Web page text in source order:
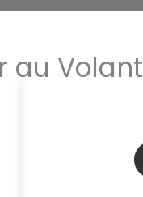
au Volant